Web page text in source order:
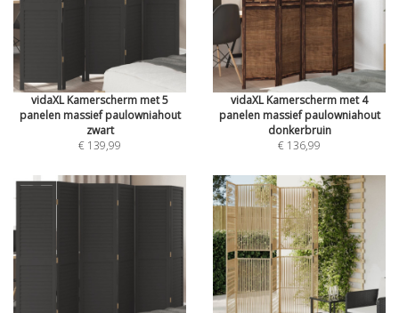
vidaXL Kamerscherm met 5
panelen massief paulowniahout
zwart
€ 139,99
vidaXL Kamerscherm met 4
panelen massief paulowniahout
donkerbruin
€ 136,99